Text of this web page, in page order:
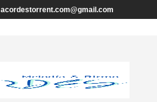
acordestorrent.com@gmail.com